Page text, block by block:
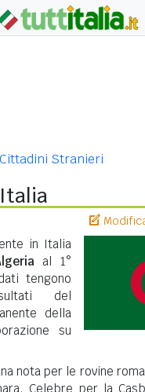
Cittadini Stranieri
in Italia
al 1°
tengono
del
della
su
nota per le rovine
Celebre per la